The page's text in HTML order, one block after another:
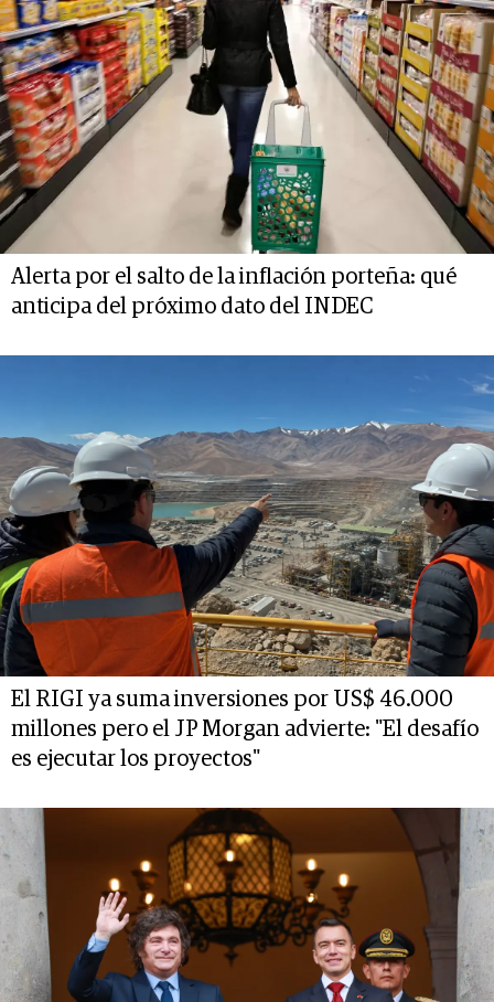
Alerta por el salto de la inflación porteña: qué
anticipa del próximo dato del INDEC
El RIGI ya suma inversiones por US$ 46.000
millones pero el JP Morgan advierte: "El desafío
es ejecutar los proyectos"